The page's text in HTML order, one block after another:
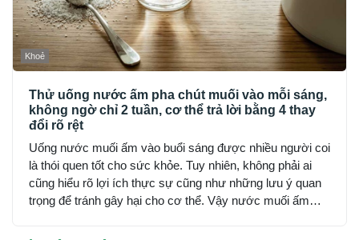
Khoẻ
Thử uống nước ấm pha chút muối vào mỗi sáng,
không ngờ chỉ 2 tuần, cơ thể trả lời bằng 4 thay
đổi rõ rệt
Uống nước muối ấm vào buổi sáng được nhiều người coi
là thói quen tốt cho sức khỏe. Tuy nhiên, không phải ai
cũng hiểu rõ lợi ích thực sự cũng như những lưu ý quan
trọng để tránh gây hại cho cơ thể. Vậy nước muối ấm